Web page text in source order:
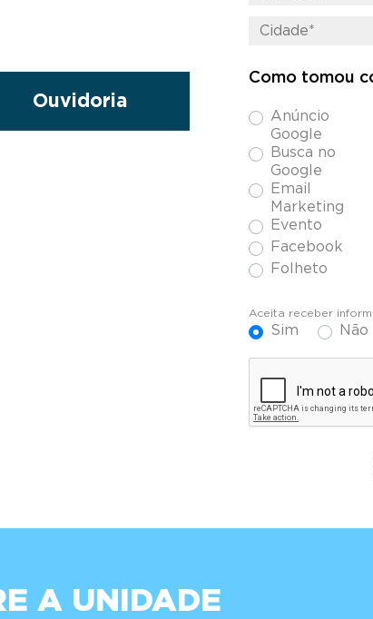
Ouvidoria
Como tomou
Anúncio
Google
Busca no
Google
Email
Marketing
Evento
Facebook
Folheto
Aceita receber
Sim Não
A UNIDADE